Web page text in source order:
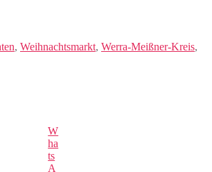
, Weihnachtsmarkt, Werra-Meißner-Kreis,
W
ha
ts
A